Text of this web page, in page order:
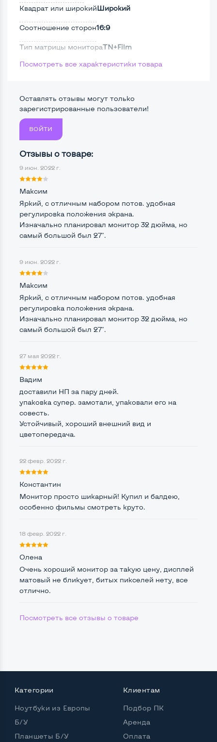
Квадрат или широкийШирокий
Соотношение сторон16:9
Тип матрицы монитораTN+Film
Тип подсветки монитораLED
Разъемы подключения:
Крепление сзади, типа VESA
Интерфейс подключения VGA
Интерфейс подключения HDMIДа
Интерфейс подключения Display port
Да, 4 шт.
Остальные возможности:
Блок питанияВстроенный
Вверх вниз, поворот влево вправо, наклон,
поворот на угол 90 град
Встроенные динамики
Особенности (изогнутый экран, цвет и пр.)
ЦветЧерный
Комплектация: Монитор, кабель питания
Посмотреть все характеристики товара
Оставлять отзывы могут только
зарегистрированные пользователи!
ВОЙТИ
Отзывы о товаре:
9 июн. 2022 г.
Максим
Яркий, с отличным набором потов. удобная
регулировка положения экрана.
Изначально планировал монитор 32 дюйма, но
самый большой был 27".
9 июн. 2022 г.
Максим
Яркий, с отличным набором потов. удобная
регулировка положения экрана.
Изначально планировал монитор 32 дюйма, но
самый большой был 27".
27 мая 2022 г.
Вадим
доставили НП за пару дней.
упаковка супер. замотали, упаковали его на
совесть.
Устойчивый, хороший внешний вид и
цветопередача.
22 февр. 2022 г.
Константин
Монитор просто шикарный! Купил и балдею,
особенно фильмы смотреть круто.
18 февр. 2022 г.
Олена
Очень хороший монитор за такую цену, дисплей
матовый не бликует, битых пикселей нету, все
отлично.
Посмотреть все отзывы о товаре
Категории
Ноутбуки из Европы
Б/У
Планшеты Б/У
Клиентам
Подбор ПК
Аренда
Оплата